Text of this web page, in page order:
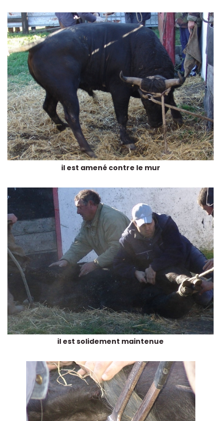
il est amené contre le mur
il est solidement maintenue